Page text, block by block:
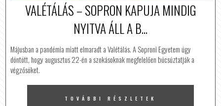
VALÉTÁLÁS – SOPRON KAPUJA MINDIG
NYITVA ÁLL A B...
Májusban a pandémia miatt elmaradt a Valétálás. A Soproni Egyetem úgy
döntött, hogy augusztus 22-én a szokásoknak megfelelően búcsúztatják a
végzősöket.
TOVÁBBI RÉSZLETEK